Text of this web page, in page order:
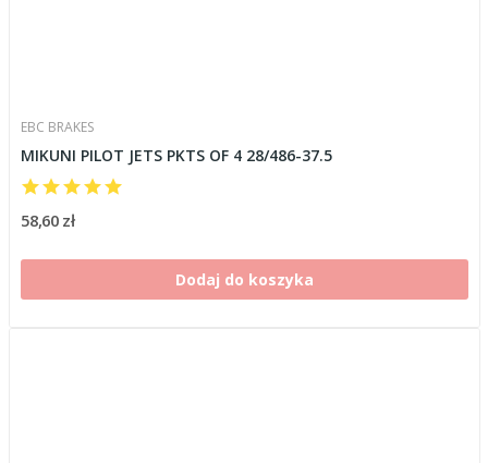
EBC BRAKES
MIKUNI PILOT JETS PKTS OF 4 28/486-37.5
58,60 zł
Dodaj do koszyka